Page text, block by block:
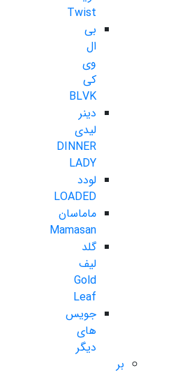
Twist
بی
ال
وی
کی
BLVK
دینر
لیدی
DINNER
LADY
لودد
LOADED
ماماسان
Mamasan
گلد
لیف
Gold
Leaf
جویس
های
دیگر
بر